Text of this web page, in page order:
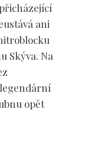
ani
Skýva. Na
opět